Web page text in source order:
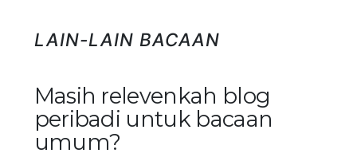
LAIN-LAIN BACAAN
Masih relevenkah blog
peribadi untuk bacaan
umum?